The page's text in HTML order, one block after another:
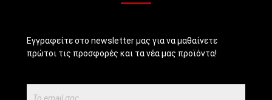
Εγγραφείτε στο newsletter μας για να μαθαίνετε
πρώτοι τις προσφορές και τα νέα μας προϊόντα!